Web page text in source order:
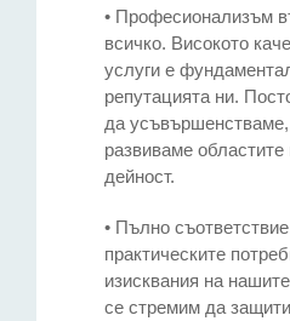
• Професионализъм
всичко. Високото
услуги е
репутацията ни.
да
развиваме
дейност.
• Пълно
практическите
изисквания на
се стремим да
Адрес